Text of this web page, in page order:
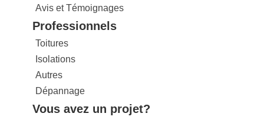
Avis et Témoignages
Professionnels
Toitures
Isolations
Autres
Dépannage
Vous avez un projet?